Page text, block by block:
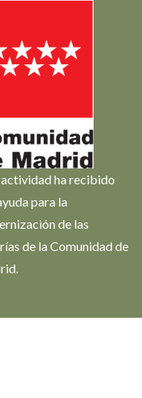
actividad ha recibido
para la
de las
de la Comunidad de